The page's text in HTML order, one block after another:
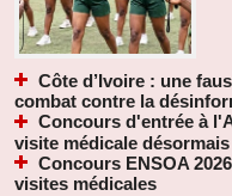
Côte d’Ivoire : une
combat contre la
Concours d'entrée à
visite médicale
Concours ENSOA
visites médicales